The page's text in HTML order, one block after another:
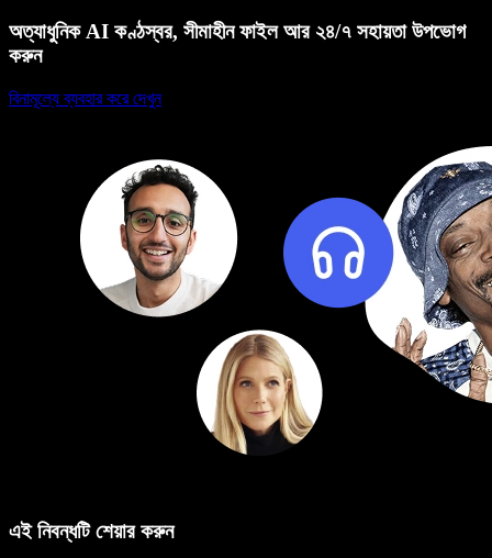
অত্যাধুনিক AI কণ্ঠস্বর, সীমাহীন ফাইল আর ২৪/৭ সহায়তা উপভোগ
করুন
বিনামূল্যে ব্যবহার করে দেখুন
এই নিবন্ধটি শেয়ার করুন